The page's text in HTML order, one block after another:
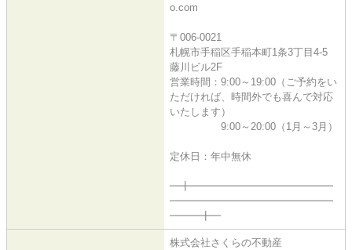
o.com
〒006-0021
札幌市手稲区手稲本町1条3丁目4-5
藤川ビル2F
営業時間：9:00～19:00（ご予約をい
ただければ、時間外でも喜んで対応
いたします）
9:00～20:00（1月～3月）
定休日：年中無休
━╋━━━━━━━━━━━━━━
━━━━━━━━━━━━━━━━
━━━╋━
株式会社さくらの不動産